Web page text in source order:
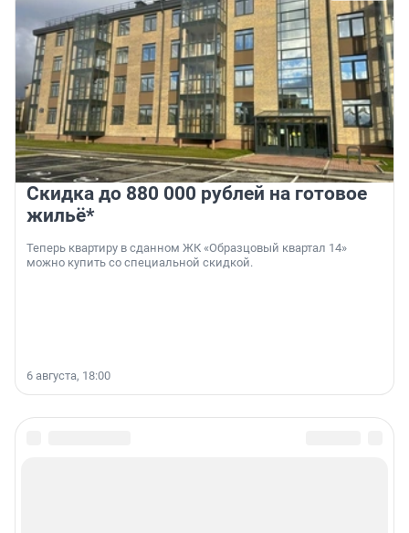
Скидка до 880 000 рублей на готовое
жильё*
Теперь квартиру в сданном ЖК «Образцовый квартал 14»
можно купить со специальной скидкой.
6 августа, 18:00